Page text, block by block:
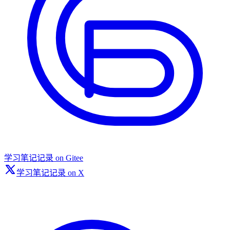
学习笔记记录 on Gitee
学习笔记记录 on X